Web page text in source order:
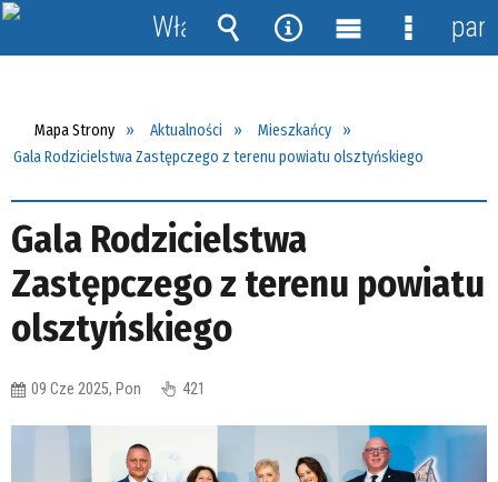
Mapa Strony Aktualności
Mieszkańcy
Gala Rodzicielstwa Zastępczego z terenu powiatu olsztyńskiego
Gala Rodzicielstwa
Zastępczego z terenu powiatu
olsztyńskiego
09 Cze 2025, Pon 421
Włącz
powiadomienia
Wyszukiwarka
Narzędzia
MenuMenu